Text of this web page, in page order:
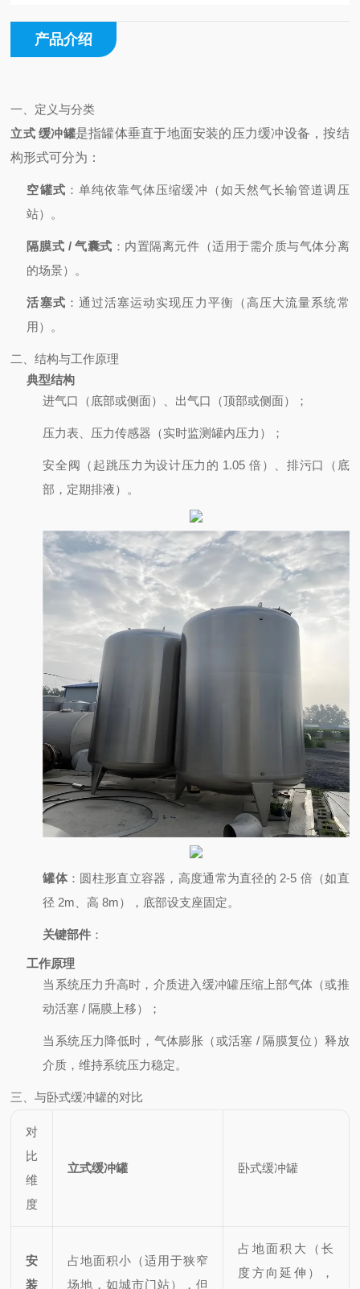
产品介绍
一、定义与分类
立式 缓冲罐是指罐体垂直于地面安装的压力缓冲设备，按结
构形式可分为：
空罐式 ：单纯依靠气体压缩缓冲（如天然气长输管道调压
站）。
隔膜式 / 气囊式 ：内置隔离元件（适用于需介质与气体分离
的场景）。
活塞式 ：通过活塞运动实现压力平衡（高压大流量系统常
用）。
二、结构与工作原理
典型结构
进气口（底部或侧面）、出气口（顶部或侧面）；
压力表、压力传感器（实时监测罐内压力）；
安全阀（起跳压力为设计压力的 1.05 倍）、排污口（底
部，定期排液）。
罐体：圆柱形直立容器，高度通常为直径的 2-5 倍（如直
径 2m、高 8m），底部设支座固定。
关键部件 ：
工作原理
当系统压力升高时，介质进入缓冲罐压缩上部气体（或推
动活塞 / 隔膜上移）；
当系统压力降低时，气体膨胀（或活塞 / 隔膜复位）释放
介质，维持系统压力稳定。
三、与卧式缓冲罐的对比
对
比
维
度
立式缓冲罐 卧式缓冲罐
安
装
占地面积小（适用于狭窄
场地，如城市门站），但
占地面积大（长
度方向延伸），